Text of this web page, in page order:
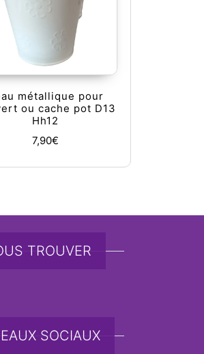
métallique pour
ou cache pot D13
Hh12
7,90€
TROUVER
SOCIAUX